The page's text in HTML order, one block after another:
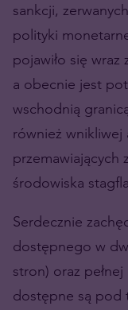
sankcji,
polityki
pojawiło się
a obecnie jest
wschodnią
również wnikliwej
przemawiających
środowiska
Serdecznie
dostępnego w
stron) oraz
dostępne są pod